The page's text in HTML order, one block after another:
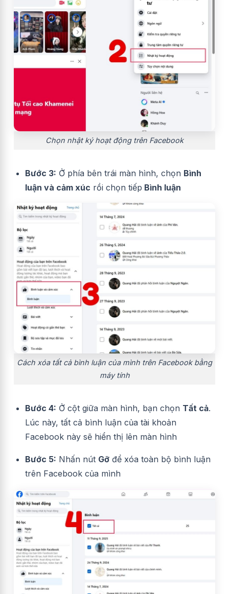
Chọn nhật ký hoạt động trên Facebook
Bước 3: Ở phía bên trái màn hình, chọn Bình
luận và cảm xúc rồi chọn tiếp Bình luận
Cách xóa tất cả bình luận của mình trên Facebook bằng
máy tính
Bước 4: Ở cột giữa màn hình, bạn chọn Tất cả.
Lúc này, tất cả bình luận của tài khoản
Facebook này sẽ hiển thị lên màn hình
Bước 5: Nhấn nút Gỡ để xóa toàn bộ bình luận
trên Facebook của mình